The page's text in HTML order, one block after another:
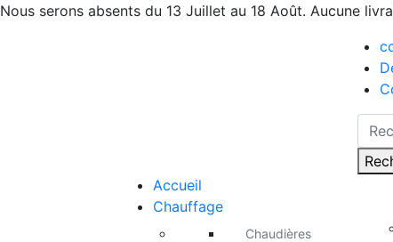
Nous serons absents du 13 Juillet au 18 Août. Aucune
Accueil
Chauffage
Chaudières